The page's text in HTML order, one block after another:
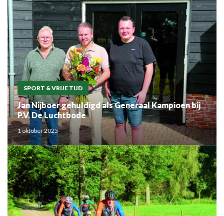
SPORT & VRIJE TIJD
Jan Nijboer gehuldigd als Generaal Kampioen bij
P.V. De Luchtbode
1 oktober 2025